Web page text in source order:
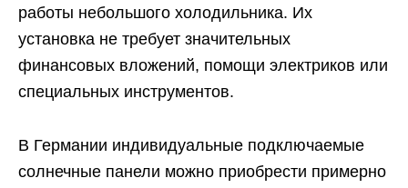
работы небольшого холодильника. Их
установка не требует значительных
финансовых вложений, помощи электриков или
специальных инструментов.
В Германии индивидуальные подключаемые
солнечные панели можно приобрести примерно